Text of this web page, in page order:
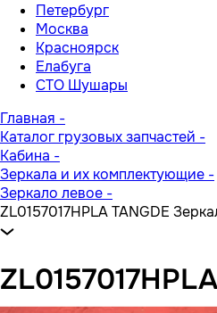
Петербург
Москва
Красноярск
Елабуга
СТО Шушары
Главная -
Каталог грузовых запчастей -
Кабина -
Зеркала и их комплектующие -
Зеркало левое -
ZL0157017HPLA TANGDE